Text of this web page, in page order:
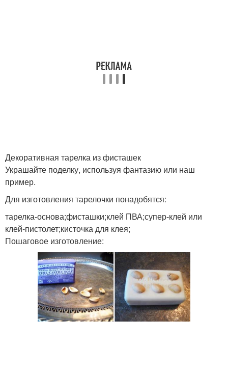
Топиарии из фисташек
Картины из фисташек
Декоративная тарелка из фисташек
Украшайте поделку, используя фантазию или наш
пример.
Для изготовления тарелочки понадобятся:
тарелка-основа;фисташки;клей ПВА;супер-клей или
клей-пистолет;кисточка для клея;
Пошаговое изготовление: